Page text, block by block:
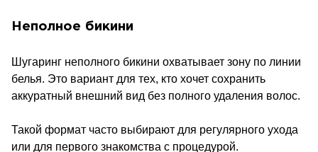
Неполное бикини
Шугаринг неполного бикини охватывает зону по линии
белья. Это вариант для тех, кто хочет сохранить
аккуратный внешний вид без полного удаления волос.
Такой формат часто выбирают для регулярного ухода
или для первого знакомства с процедурой.